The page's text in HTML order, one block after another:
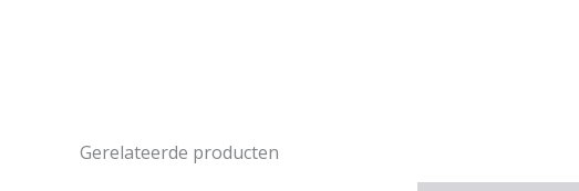
Gerelateerde producten